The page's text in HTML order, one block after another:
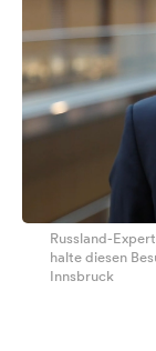
Russland-
halte diesen
Innsbruck